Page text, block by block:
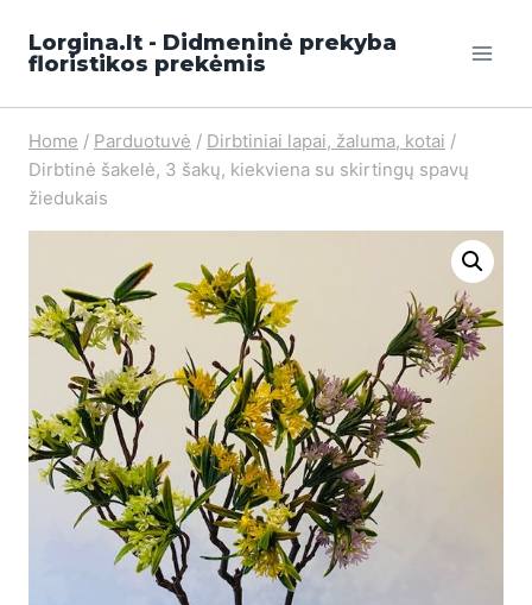
Lorgina.lt - Didmeninė prekyba
floristikos prekėmis
Home / Parduotuvė / Dirbtiniai lapai, žaluma, kotai /
Dirbtinė šakelė, 3 šakų, kiekviena su skirtingų spavų
žiedukais